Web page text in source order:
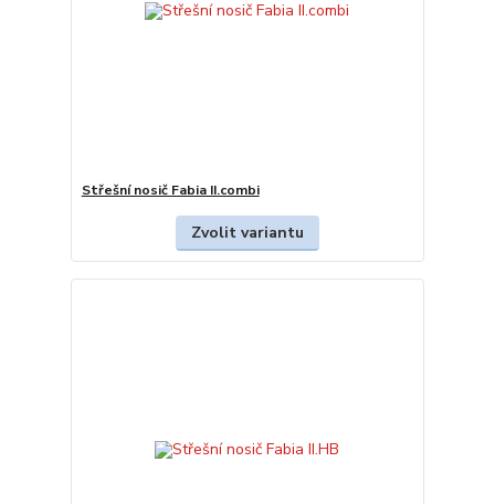
Střešní nosič Fabia II.combi
Zvolit variantu